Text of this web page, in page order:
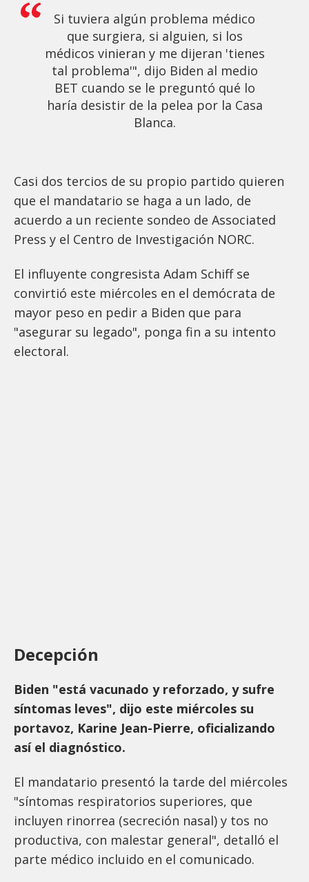
Si tuviera algún problema médico
que surgiera, si alguien, si los
médicos vinieran y me dijeran 'tienes
tal problema'", dijo Biden al medio
BET cuando se le preguntó qué lo
haría desistir de la pelea por la Casa
Blanca.
Casi dos tercios de su propio partido quieren
que el mandatario se haga a un lado, de
acuerdo a un reciente sondeo de Associated
Press y el Centro de Investigación NORC.
El influyente congresista Adam Schiff se
convirtió este miércoles en el demócrata de
mayor peso en pedir a Biden que para
"asegurar su legado", ponga fin a su intento
electoral.
Decepción
Biden "está vacunado y reforzado, y sufre
síntomas leves", dijo este miércoles su
portavoz, Karine Jean-Pierre, oficializando
así el diagnóstico.
El mandatario presentó la tarde del miércoles
"síntomas respiratorios superiores, que
incluyen rinorrea (secreción nasal) y tos no
productiva, con malestar general", detalló el
parte médico incluido en el comunicado.